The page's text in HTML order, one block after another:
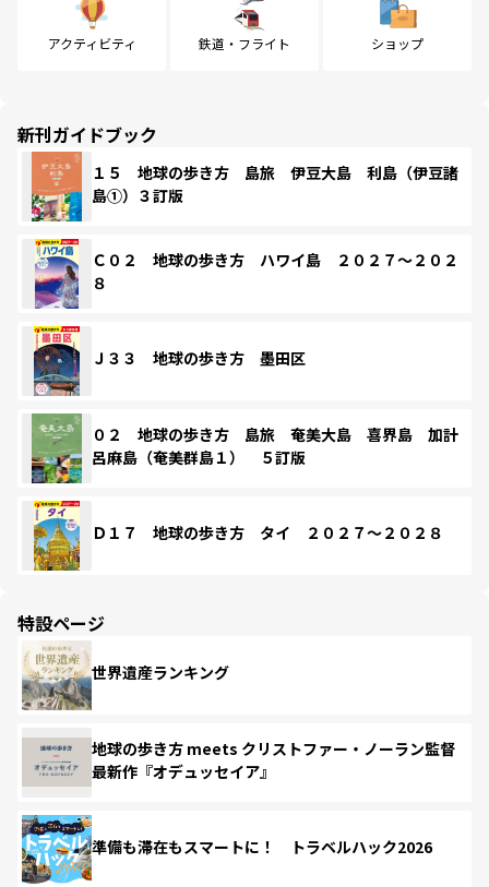
アクティビティ 鉄道・フライト ショップ
新刊ガイドブック
１５ 地球の歩き方 島旅 伊豆大島 利島（伊豆諸
島①）３訂版
Ｃ０２ 地球の歩き方 ハワイ島 ２０２７～２０２
８
Ｊ３３ 地球の歩き方 墨田区
０２ 地球の歩き方 島旅 奄美大島 喜界島 加計
呂麻島（奄美群島１） ５訂版
Ｄ１７ 地球の歩き方 タイ ２０２７～２０２８
特設ページ
世界遺産ランキング
地球の歩き方 meets クリストファー・ノーラン監督
最新作『オデュッセイア』
準備も滞在もスマートに！ トラベルハック2026